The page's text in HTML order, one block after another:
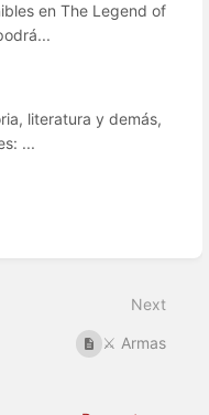
en The Legend of
literatura y demás,
...
Next
⚔️ Armas